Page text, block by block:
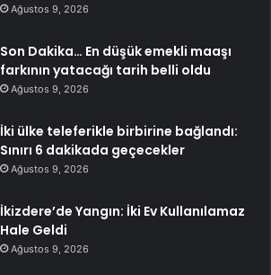
Ağustos 9, 2026
Son Dakika… En düşük emekli maaşı
farkının yatacağı tarih belli oldu
Ağustos 9, 2026
İki ülke teleferikle birbirine bağlandı:
Sınırı 6 dakikada geçecekler
Ağustos 9, 2026
İkizdere’de Yangın: İki Ev Kullanılamaz
Hale Geldi
Ağustos 9, 2026